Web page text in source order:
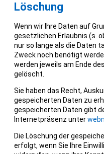
Löschung
Wenn wir Ihre Daten auf
gesetzlichen Erlaubnis (s.
nur so lange als die Daten
Zweck noch benötigt
werden jeweils am Ende
gelöscht.
Sie haben das Recht,
gespeicherten Daten zu
gespeicherten Daten gibt
Internetpräsenz unter
Die Löschung der
erfolgt, wenn Sie Ihre